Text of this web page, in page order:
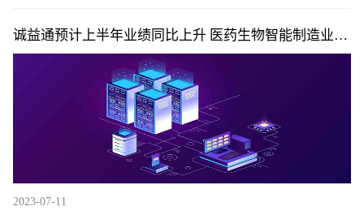
诚益通预计上半年业绩同比上升 医药生物智能制造业顺
势前行
2023-07-11